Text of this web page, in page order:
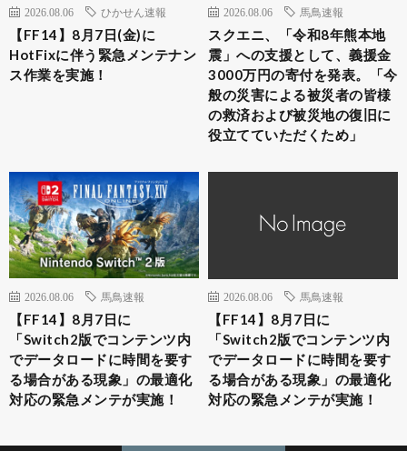
2026.08.06 ひかせん速報
【FF14】8月7日(金)に
HotFixに伴う緊急メンテナン
ス作業を実施！
2026.08.06 馬鳥速報
スクエニ、「令和8年熊本地
震」への支援として、義援金
3000万円の寄付を発表。「今
般の災害による被災者の皆様
の救済および被災地の復旧に
役立てていただくため」
2026.08.06 馬鳥速報
【FF14】8月7日に
「Switch2版でコンテンツ内
でデータロードに時間を要す
る場合がある現象」の最適化
対応の緊急メンテが実施！
2026.08.06 馬鳥速報
【FF14】8月7日に
「Switch2版でコンテンツ内
でデータロードに時間を要す
る場合がある現象」の最適化
対応の緊急メンテが実施！